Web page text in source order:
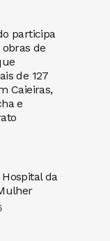
participa
de
de 127
Caieiras,
e
da